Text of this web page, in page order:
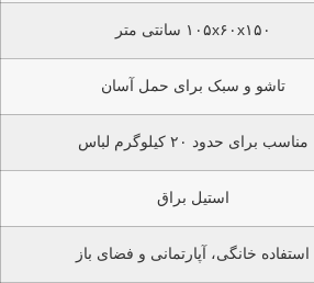
۱۰۵x۶۰x۱۵۰ سانتی متر
تاشو و سبک برای حمل آسان
مناسب برای حدود ۲۰ کیلوگرم لباس
استیل براق
استفاده خانگی، آپارتمانی و فضای باز